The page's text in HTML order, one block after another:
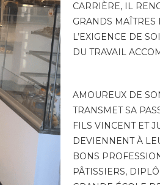
CARRIÈRE, IL
GRANDS MAÎTRES
L’EXIGENCE DE
DU TRAVAIL
AMOUREUX DE
TRANSMET SA
FILS VINCENT ET
DEVIENNENT À
BONS
PÂTISSIERS,